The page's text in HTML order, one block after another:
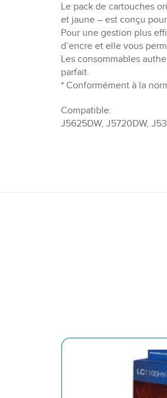
Le pack de cartouches
et jaune – est conçu
Pour une gestion plus
d’encre et elle vous
Les consommables
parfait.
* Conformément à la
Compatible:
J5625DW, J5720DW,